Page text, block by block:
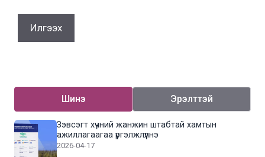
Шинэ Эрэлттэй
Зэвсэгт хүчний жанжин штабтай хамтын
ажиллагаагаа үргэлжлүүлнэ
2026-04-17